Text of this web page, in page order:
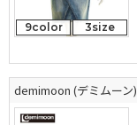
9color 3size
demimoon (デミムーン)